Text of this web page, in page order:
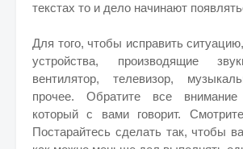
текстах то и дело начинают
Для того, чтобы исправить
устройства, производящие
вентилятор, телевизор,
прочее. Обратите все
который с вами говорит.
Постарайтесь сделать так, чтобы